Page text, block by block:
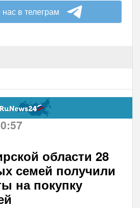
в телеграм
области 28
семей получили
на покупку